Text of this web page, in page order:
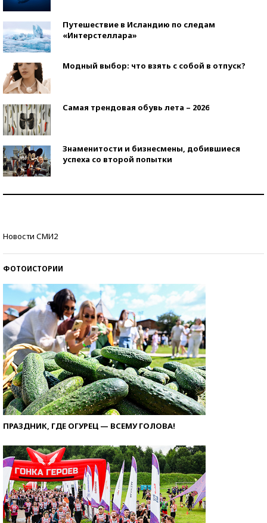
Путешествие в Исландию по следам
«Интерстеллара»
Модный выбор: что взять с собой в отпуск?
Самая трендовая обувь лета – 2026
Знаменитости и бизнесмены, добившиеся
успеха со второй попытки
Новости СМИ2
ФОТОИСТОРИИ
ПРАЗДНИК, ГДЕ ОГУРЕЦ — ВСЕМУ ГОЛОВА!